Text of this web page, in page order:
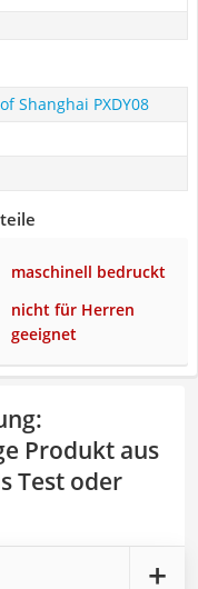
Shanghai PXDY08
maschinell bedruckt
nicht für Herren
geeignet
:
Produkt aus
Test oder